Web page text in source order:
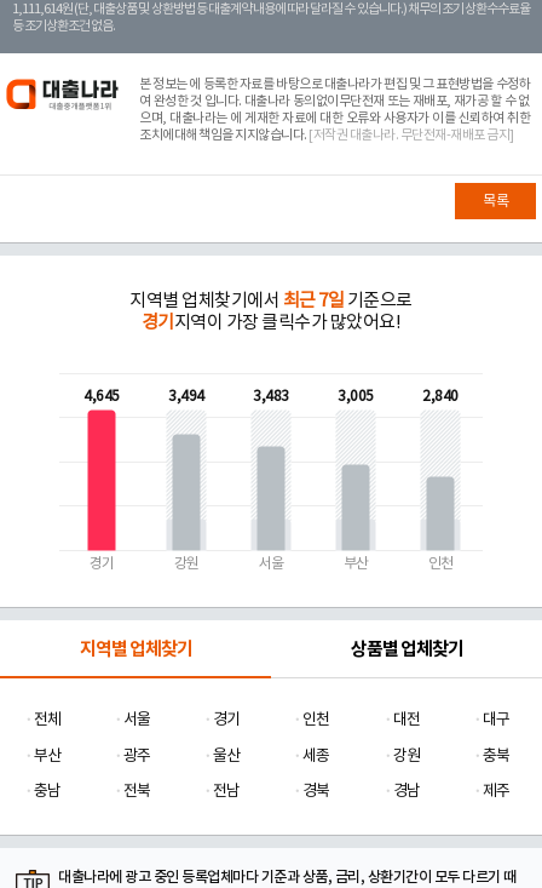
1,111,614원 (단, 대출상품 및 상환방법 등 대출계약 내용에 따라 달라질 수 있습니다.) 채무의 조기 상환수수료율
등 조기상환조건 없음.
본 정보는에 등록한 자료를 바탕으로 대출나라가 편집 및 그 표현방법을 수정하
여 완성한 것 입니다. 대출나라 동의없이무단전재 또는 재배포, 재가공 할 수 없
으며, 대출나라는 에 게재한 자료에 대한 오류와 사용자가 이를 신뢰하여 취한
조치에대해 책임을 지지않습니다. [저작권 대출나라. 무단전재-재배포 금지]
목록
지역별 업체찾기에서 최근 7일 기준으로
경기 지역이 가장 클릭수가 많았어요!
4,645
경기
3,494
강원
3,483
서울
3,005
부산
2,840
인천
지역별 업체찾기 상품별 업체찾기
전체 서울 경기 인천 대전
대구
부산
광주 울산 세종 강원
충북
충남
전북 전남 경북 경남 제주
대출나라에 광고 중인 등록업체마다 기준과 상품, 금리, 상환기간이 모두 다르기 때